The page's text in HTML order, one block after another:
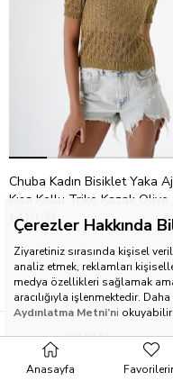
Chuba Kadın Bisiklet Yaka
Kısa Kollu Triko Kazak Olive
24S167
₺419,99
GÜVENLİ
Çerezler Hakkında
Ziyaretiniz sırasında kişisel
analiz etmek, reklamları
medya özellikleri sağlamak
aracılığıyla işlenmektedir.
Aydınlatma Metni’ni
Anasayfa